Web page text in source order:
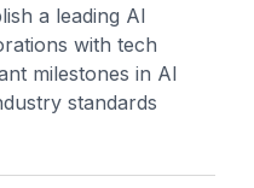
a leading AI
with tech
milestones in AI
standards